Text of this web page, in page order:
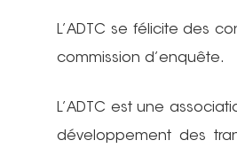
L’ADTC se félicite des
commission d’enquête.
L’ADTC est une
développement des